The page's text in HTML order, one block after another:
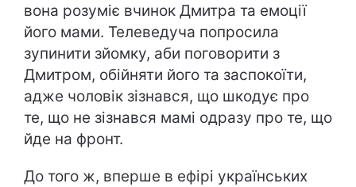
вона розуміє вчинок Дмитра та емоції
його мами. Телеведуча попросила
зупинити зйомку, аби поговорити з
Дмитром, обійняти його та заспокоїти,
адже чоловік зізнався, що шкодує про
те, що не зізнався мамі одразу про те, що
йде на фронт.
До того ж, вперше в ефірі українських